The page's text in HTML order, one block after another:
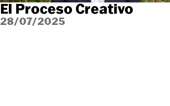
El Proceso Creativo
28/07/2025